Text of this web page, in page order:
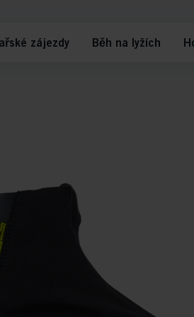
zájezdy Běh na lyžích